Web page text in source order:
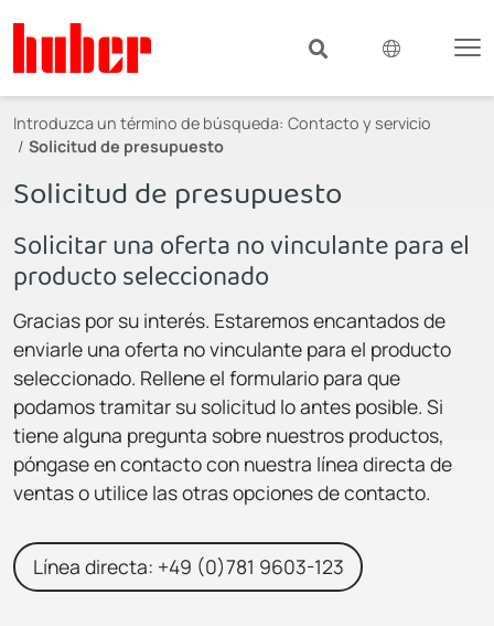
Introduzca un término de búsqueda: Contacto y servicio
Solicitud de presupuesto
Solicitud de presupuesto
Solicitar una oferta no vinculante para el
producto seleccionado
Gracias por su interés. Estaremos encantados de
enviarle una oferta no vinculante para el producto
seleccionado. Rellene el formulario para que
podamos tramitar su solicitud lo antes posible. Si
tiene alguna pregunta sobre nuestros productos,
póngase en contacto con nuestra línea directa de
ventas o utilice las otras opciones de contacto.
Línea directa: +49 (0)781 9603-123